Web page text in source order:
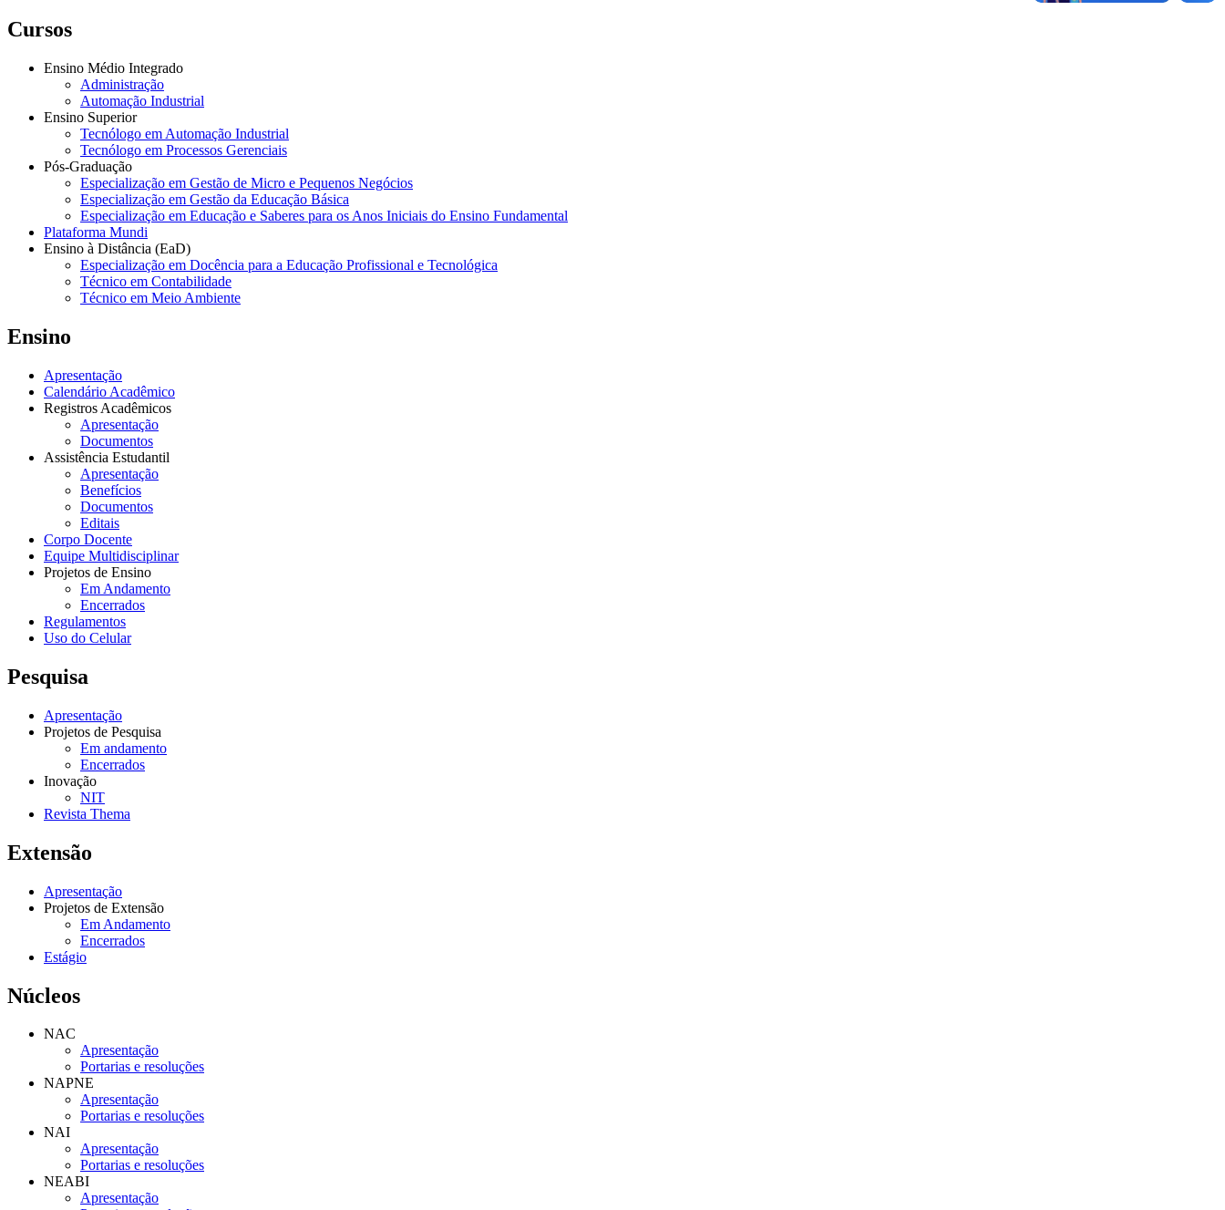
Cursos
Ensino Médio Integrado
Administração
Automação Industrial
Ensino Superior
Tecnólogo em Automação Industrial
Tecnólogo em Processos Gerenciais
Pós-Graduação
Especialização em Gestão de Micro e Pequenos Negócios
Especialização em Gestão da Educação Básica
Especialização em Educação e Saberes para os Anos Iniciais do Ensino Fundamental
Plataforma Mundi
Ensino à Distância (EaD)
Especialização em Docência para a Educação Profissional e Tecnológica
Técnico em Contabilidade
Técnico em Meio Ambiente
Ensino
Apresentação
Calendário Acadêmico
Registros Acadêmicos
Apresentação
Documentos
Assistência Estudantil
Apresentação
Benefícios
Documentos
Editais
Corpo Docente
Equipe Multidisciplinar
Projetos de Ensino
Em Andamento
Encerrados
Regulamentos
Uso do Celular
Pesquisa
Apresentação
Projetos de Pesquisa
Em andamento
Encerrados
Inovação
NIT
Revista Thema
Extensão
Apresentação
Projetos de Extensão
Em Andamento
Encerrados
Estágio
Núcleos
NAC
Apresentação
Portarias e resoluções
NAPNE
Apresentação
Portarias e resoluções
NAI
Apresentação
Portarias e resoluções
NEABI
Apresentação